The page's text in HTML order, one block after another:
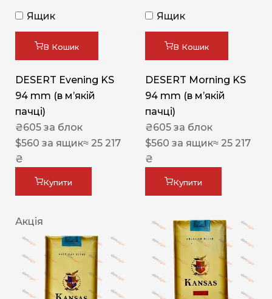
Ящик
В Кошик
DESERT Evening KS
94 mm (в мʼякій
пачці)
₴605 за блок
$560 за ящик≈ 25 217
₴
Купити
Ящик
В Кошик
DESERT Morning KS
94 mm (в мʼякій
пачці)
₴605 за блок
$560 за ящик≈ 25 217
₴
Купити
Акція